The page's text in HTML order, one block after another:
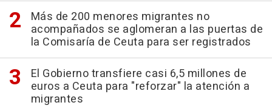
Más de 200 menores migrantes no
acompañados se aglomeran a las puertas de
la Comisaría de Ceuta para ser registrados
El Gobierno transfiere casi 6,5 millones de
euros a Ceuta para "reforzar" la atención a
migrantes